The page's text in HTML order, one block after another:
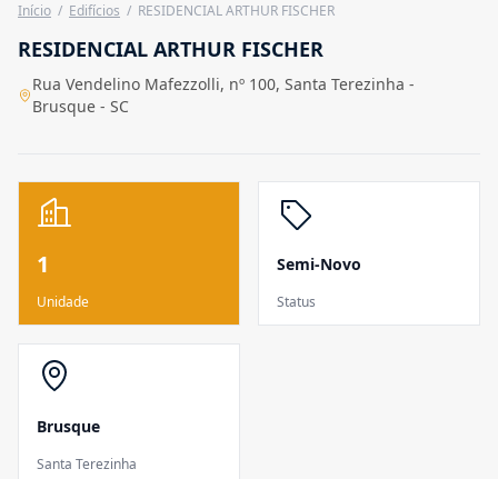
Início / Edifícios / RESIDENCIAL ARTHUR FISCHER
RESIDENCIAL ARTHUR FISCHER
Rua Vendelino Mafezzolli, nº 100, Santa Terezinha -
Brusque - SC
1
Unidade
Semi-Novo
Status
Brusque
Santa Terezinha